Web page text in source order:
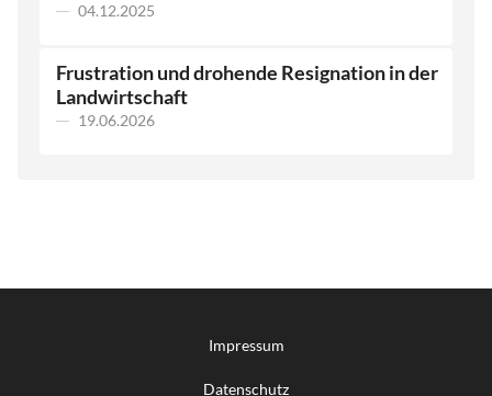
04.12.2025
Frustration und drohende Resignation in der
Landwirtschaft
19.06.2026
Impressum
Datenschutz